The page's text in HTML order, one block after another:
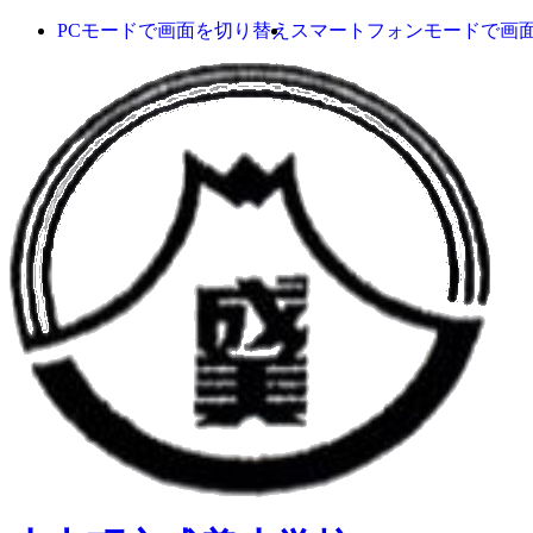
PCモードで画面を切り替え スマートフォンモードで画